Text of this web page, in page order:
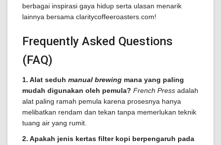
berbagai inspirasi gaya hidup serta ulasan menarik
lainnya bersama claritycoffeeroasters.com!
Frequently Asked Questions
(FAQ)
1. Alat seduh manual brewing mana yang paling
mudah digunakan oleh pemula? French Press adalah
alat paling ramah pemula karena prosesnya hanya
melibatkan rendam dan tekan tanpa memerlukan teknik
tuang air yang rumit.
2. Apakah jenis kertas filter kopi berpengaruh pada